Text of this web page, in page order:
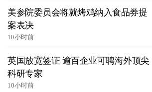
美参院委员会将就烤鸡纳入食品券提
案表决
10小时前
英国放宽签证 逾百企业可聘海外顶尖
科研专家
10小时前